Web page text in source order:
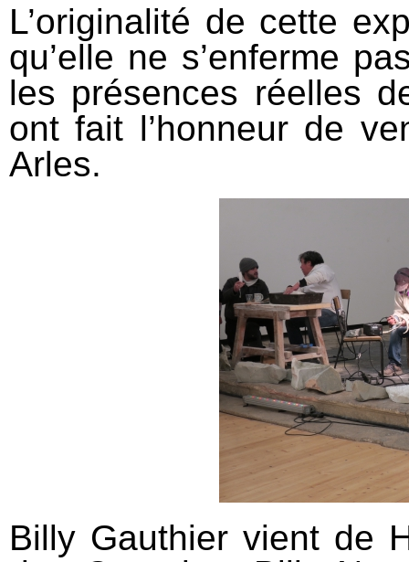
L’originalité de cette
qu’elle ne s’enferme
les présences réelles
ont fait l’honneur de
Arles.
Billy Gauthier vient de